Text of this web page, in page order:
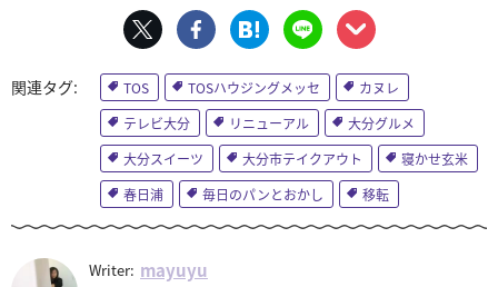
TOS TOSハウジングメッセ
カヌレ
テレビ大分
リニューアル
大分グルメ
大分スイーツ
大分市テイクアウト
寝かせ玄米
春日浦
毎日のパンとおかし 移転
Writer: mayuyu